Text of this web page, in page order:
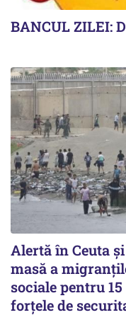
BANCUL ZILEI:
Alertă în Ceuta
masă a
sociale pentru
forțele de